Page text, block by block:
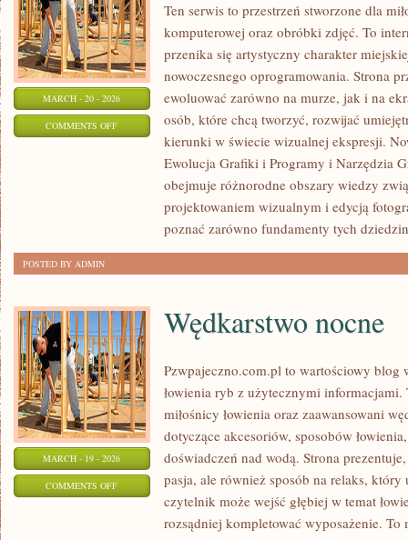
MARCH - 20 - 2026
COMMENTS OFFON
PORADNIKI
TUTORIALE
Ten serwis to przestrzeń stworzone dla
komputerowej oraz obróbki zdjęć. To
przenika się artystyczny charakter
nowoczesnego oprogramowania. Strona
ewoluować zarówno na murze, jak i na
osób, które chcą tworzyć, rozwijać
kierunki w świecie wizualnej ekspresji.
Ewolucja Grafiki i Programy i Narzędzia
obejmuje różnorodne obszary wiedzy
projektowaniem wizualnym i edycją
poznać zarówno fundamenty tych
POSTED BY ADMIN
MARCH - 19 - 2026
COMMENTS OFFON
WĘDKARSTWO
Wędkarstwo nocne
Pzwpajeczno.com.pl to wartościowy blog
łowienia ryb z użytecznymi
miłośnicy łowienia oraz zaawansowani
dotyczące akcesoriów, sposobów
doświadczeń nad wodą. Strona
pasja, ale również sposób na relaks,
czytelnik może wejść głębiej w temat
rozsądniej kompletować wyposażenie. To